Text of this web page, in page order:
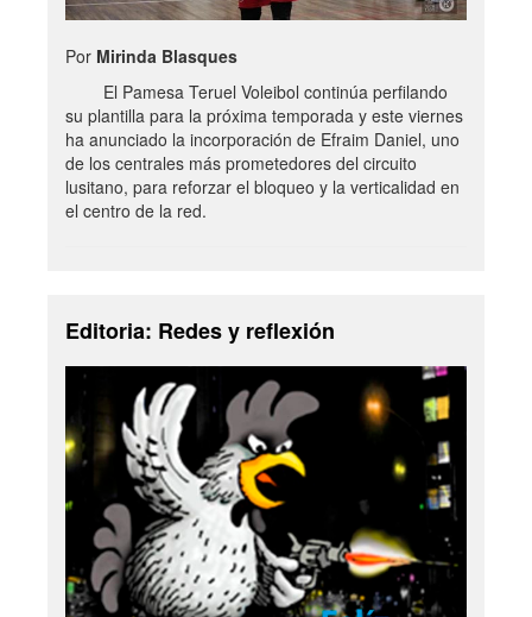
Por Mirinda Blasques
El Pamesa Teruel Voleibol continúa perfilando
su plantilla para la próxima temporada y este viernes
ha anunciado la incorporación de Efraim Daniel, uno
de los centrales más prometedores del circuito
lusitano, para reforzar el bloqueo y la verticalidad en
el centro de la red.
Editoria: Redes y reflexión